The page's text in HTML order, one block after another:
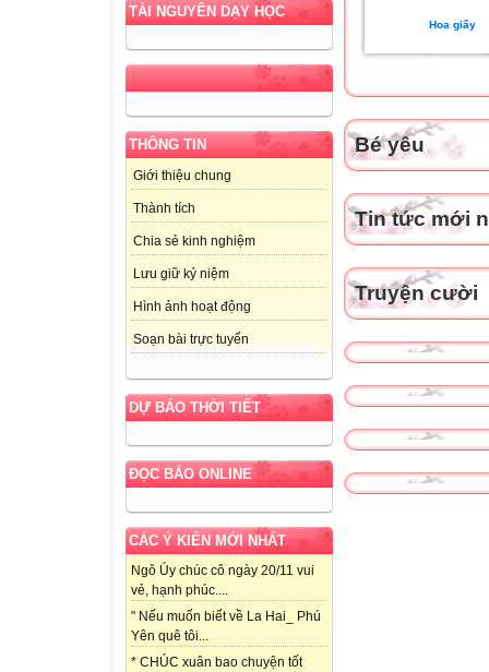
TÀI NGUYÊN DẠY HỌC
THÔNG TIN
Giới thiệu chung
Thành tích
Chia sẻ kinh nghiệm
Lưu giữ kỷ niệm
Hình ảnh hoạt động
Soạn bài trực tuyến
DỰ BÁO THỜI TIẾT
ĐỌC BÁO ONLINE
CÁC Ý KIẾN MỚI NHẤT
Ngô Úy chúc cô ngày 20/11 vui
vẻ, hạnh phúc....
" Nếu muốn biết về La Hai_ Phú
Yên quê tôi...
* CHÚC xuân bao chuyện tốt
Hoa giấy
Bé yêu
Tin tức mới
Truyện cười